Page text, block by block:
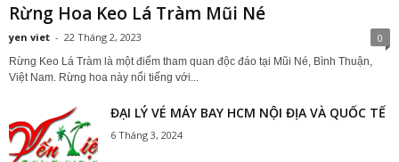
Rừng Hoa Keo Lá Tràm Mũi Né
yen viet - 22 Tháng 2, 2023 0
Rừng Keo Lá Tràm là một điểm tham quan độc đáo tại Mũi Né, Bình Thuận,
Việt Nam. Rừng hoa này nổi tiếng với...
ĐẠI LÝ VÉ MÁY BAY HCM NỘI ĐỊA VÀ QUỐC TẾ
6 Tháng 3, 2024